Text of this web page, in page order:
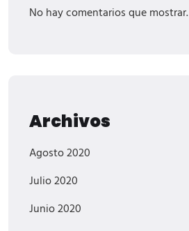
No hay comentarios que mostrar.
Archivos
Agosto 2020
Julio 2020
Junio 2020